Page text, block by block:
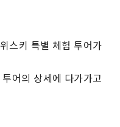
스키 특별 체험 투어가
어의 ​​상세에 다가가고